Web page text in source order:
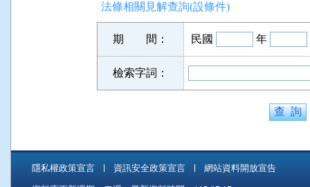
法條相關見解查詢(設條件)
期 間： 民國 年
檢索字詞：
隱私權政策宣言 資訊安全政策宣言 網站資料開放宣告